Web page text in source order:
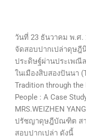
วันที่ 23 ธันวาคม พ.ศ
จัดสอบปากเปล่าดุษฎี
ประดิษฐ์ผ่านประเพณี
ในเมืองสิบสองปันนา
Tradition through
People : A Case
MRS.WEIZHEN
ปรัชญาดุษฎีบัณฑิต สา
สอบปากเปล่า ดังนี้